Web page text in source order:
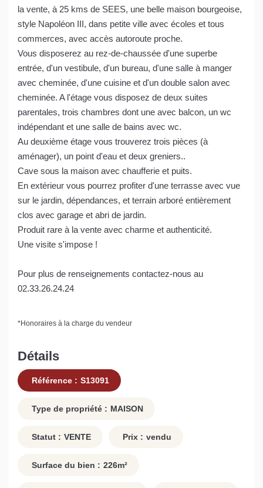
la vente, à 25 kms de SEES, une belle maison bourgeoise,
style Napoléon III, dans petite ville avec écoles et tous
commerces, avec accès autoroute proche.
Vous disposerez au rez-de-chaussée d'une superbe
entrée, d'un vestibule, d'un bureau, d'une salle à manger
avec cheminée, d'une cuisine et d'un double salon avec
cheminée. A l'étage vous disposez de deux suites
parentales, trois chambres dont une avec balcon, un wc
indépendant et une salle de bains avec wc.
Au deuxième étage vous trouverez trois pièces (à
aménager), un point d'eau et deux greniers..
Cave sous la maison avec chaufferie et puits.
En extérieur vous pourrez profiter d'une terrasse avec vue
sur le jardin, dépendances, et terrain arboré entièrement
clos avec garage et abri de jardin.
Produit rare à la vente avec charme et authenticité.
Une visite s'impose !
Pour plus de renseignements contactez-nous au
02.33.26.24.24
*Honoraires à la charge du vendeur
Détails
Référence : S13091
Type de propriété : MAISON
Statut : VENTE Prix : vendu
Surface du bien : 226m²